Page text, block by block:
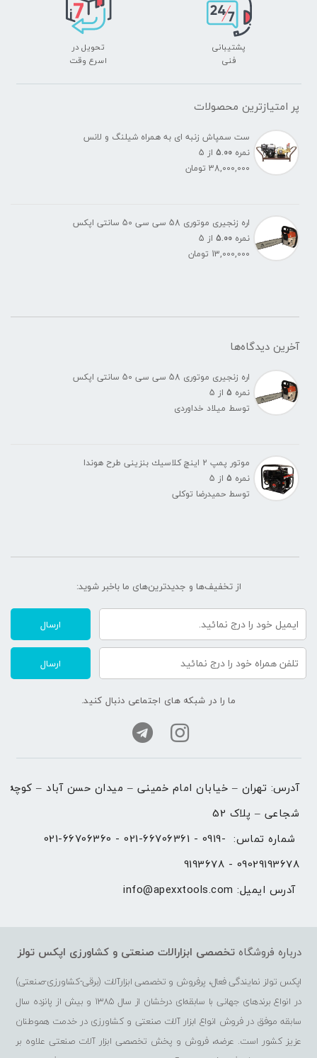
پشتیبانی
فنی
تحویل در
اسرع وقت
پر امتیازترین محصولات
ست سمپاش زنبه ای به همراه شیلنگ و لانس
نمره 5.00 از 5
38,000,000 تومان
اره زنجیری موتوری 58 سی سی 50 سانتی اپکس
نمره 5.00 از 5
13,000,000 تومان
آخرین دیدگاه‌ها
اره زنجیری موتوری 58 سی سی 50 سانتی اپکس
نمره 5 از 5
توسط میلاد خداوردی
موتور پمپ 2 اينچ كلاسيك بنزينی طرح هوندا
نمره 5 از 5
توسط حمیدرضا توکلی
از تخفیف‌ها و جدیدترین‌های ما‌ باخبر شوید:
ارسال
ارسال
ما را در شبکه های اجتماعی دنبال کنید.
شجاعی – پلاک 52
شماره تماس: 021-66706360 - 021-66706361 - 0919-
9193678 - 09029193678
آدرس ایمیل: info@apexxtools.com
درباره فروشگاهتخصصی ابزارالات صنعتی و کشاورزی اپکس تولز
اپکس تولز نمایندگی فعال، پرفروش و تخصصی ابزارآلات (برقی-کشاورزی-صنعتی)
در انواع برندهای جهانی با سابقه‌ای درخشان از سال 1385 و بیش از پانزده سال
سابقه موفق در فروش انواع ابزار آلات صنعتی و کشاورزی در خدمت هموطنان
عزیز کشور است. عرضه، فروش و پخش تخصصی ابزار آلات صنعتی علاوه بر